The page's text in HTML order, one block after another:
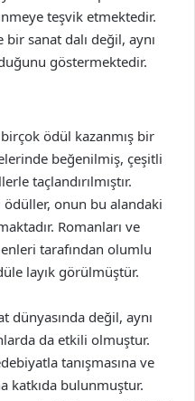
teşvik etmektedir.
sanat dalı değil, aynı
göstermektedir.
ödül kazanmış bir
beğenilmiş, çeşitli
taçlandırılmıştır.
ödüller, onun bu alandaki
Romanları ve
tarafından olumlu
layık görülmüştür.
dünyasında değil, aynı
da etkili olmuştur.
tanışmasına ve
katkıda bulunmuştur.